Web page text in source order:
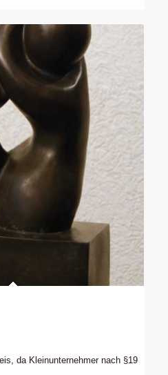
da Kleinunternehmer nach §19